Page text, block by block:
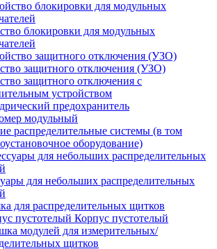
блокировки для модульных
защитного отключения (УЗО)
защитного отключения с
устройством
предохранитель
модульный
распределительные системы (в том
оборудование)
для небольших распределительных
для распределительных щитков
Корпус пустотелый